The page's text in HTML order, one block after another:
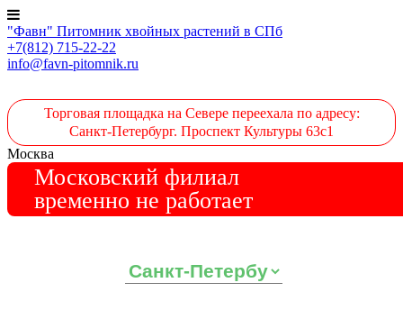
"Фавн" Питомник хвойных растений в СПб
+7(812) 715-22-22
info@favn-pitomnik.ru
Торговая площадка на Севере переехала по адресу:
Санкт-Петербург. Проспект Культуры 63с1
Москва
Московский филиал
временно не работает